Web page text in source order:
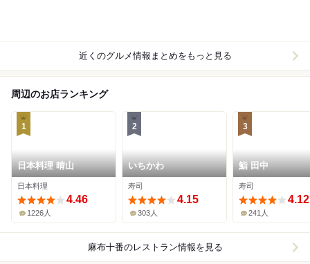
近くのグルメ情報まとめをもっと見る
周辺のお店ランキング
1
日本料理 晴山
日本料理
4.46
1226人
2
いちかわ
寿司
4.15
303人
3
鮨 田中
寿司
4.12
241人
麻布十番のレストラン情報を見る